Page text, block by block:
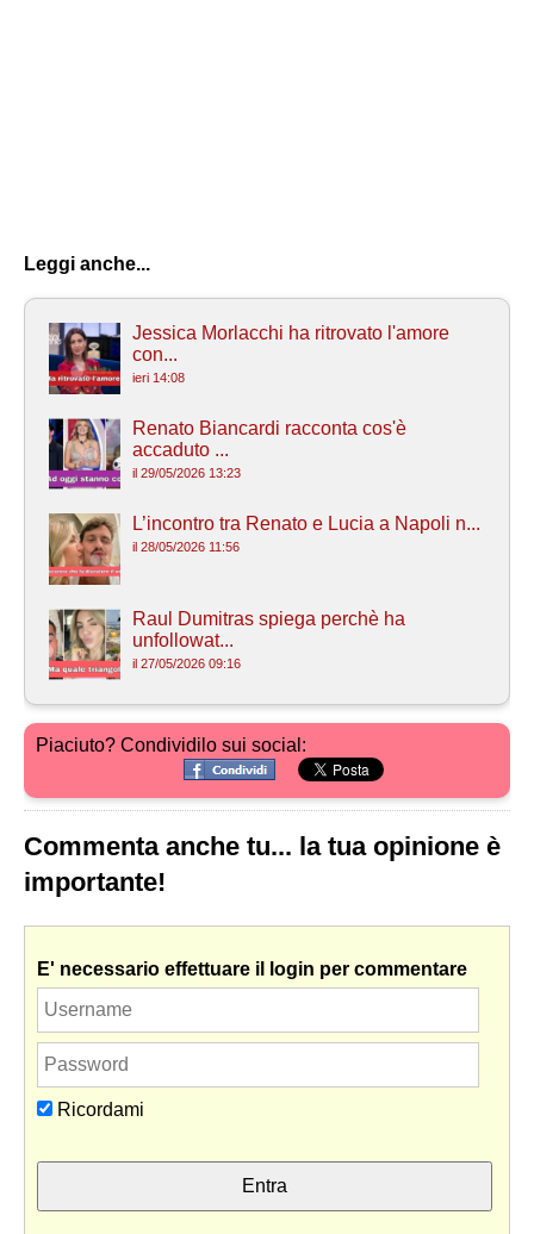
Leggi anche...
Jessica Morlacchi ha ritrovato l'amore
con...
ieri 14:08
Renato Biancardi racconta cos'è
accaduto ...
il 29/05/2026 13:23
L’incontro tra Renato e Lucia a Napoli n...
il 28/05/2026 11:56
Raul Dumitras spiega perchè ha
unfollowat...
il 27/05/2026 09:16
Piaciuto? Condividilo sui social:
Commenta anche tu... la tua opinione è
importante!
E' necessario effettuare il login per commentare
Ricordami